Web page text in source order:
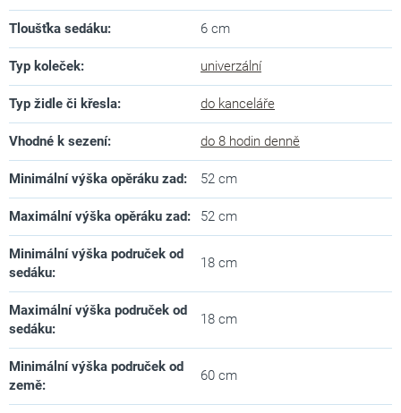
Tloušťka sedáku: 6 cm
Typ koleček: univerzální
Typ židle či křesla: do kanceláře
Vhodné k sezení: do 8 hodin denně
Minimální výška opěráku zad: 52 cm
Maximální výška opěráku zad: 52 cm
Minimální výška područek od
sedáku:
18 cm
Maximální výška područek od
sedáku:
18 cm
Minimální výška područek od
země:
60 cm